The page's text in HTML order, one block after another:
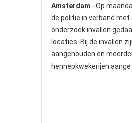
Amsterdam - Op
de politie in verband met
onderzoek invallen
locaties. Bij de invallen
aangehouden en
hennepkwekerijen